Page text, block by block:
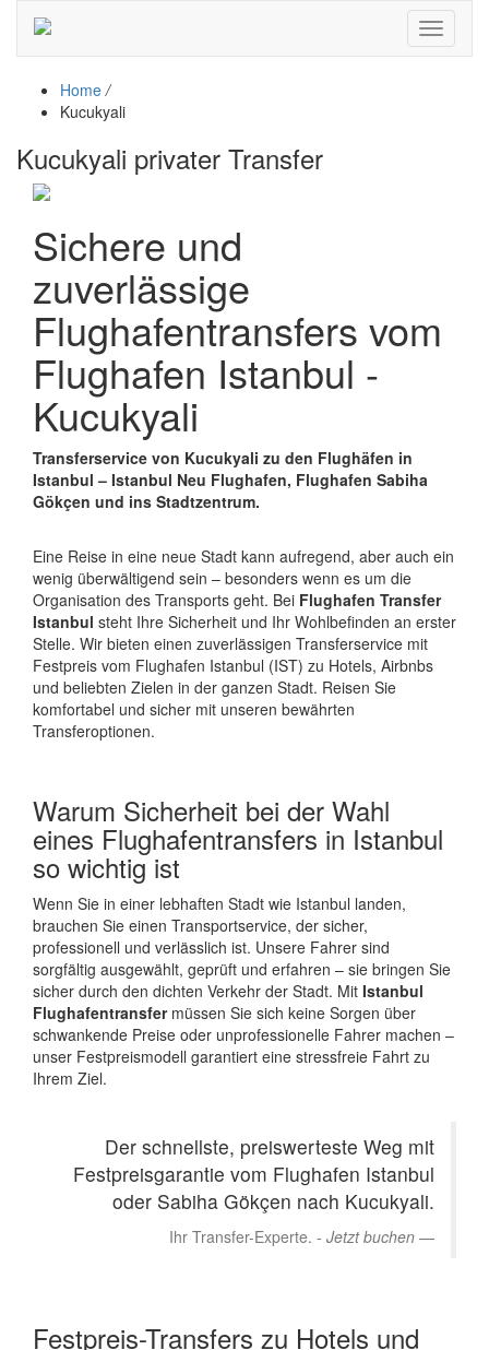
Toggle
Home /
Kucukyali
Kucukyali privater Transfer
Sichere und
zuverlässige
Flughafentransfers vom
Flughafen Istanbul -
Kucukyali
Transferservice von Kucukyali zu den Flughäfen in
Istanbul – Istanbul Neu Flughafen, Flughafen Sabiha
Gökçen und ins Stadtzentrum.
Eine Reise in eine neue Stadt kann aufregend, aber auch ein
wenig überwältigend sein – besonders wenn es um die
Organisation des Transports geht. Bei Flughafen Transfer
Istanbul steht Ihre Sicherheit und Ihr Wohlbefinden an erster
Stelle. Wir bieten einen zuverlässigen Transferservice mit
Festpreis vom Flughafen Istanbul (IST) zu Hotels, Airbnbs
und beliebten Zielen in der ganzen Stadt. Reisen Sie
komfortabel und sicher mit unseren bewährten
Transferoptionen.
Warum Sicherheit bei der Wahl
eines Flughafentransfers in Istanbul
so wichtig ist
Wenn Sie in einer lebhaften Stadt wie Istanbul landen,
brauchen Sie einen Transportservice, der sicher,
professionell und verlässlich ist. Unsere Fahrer sind
sorgfältig ausgewählt, geprüft und erfahren – sie bringen Sie
sicher durch den dichten Verkehr der Stadt. Mit Istanbul
Flughafentransfermüssen Sie sich keine Sorgen über
schwankende Preise oder unprofessionelle Fahrer machen –
unser Festpreismodell garantiert eine stressfreie Fahrt zu
Ihrem Ziel.
Der schnellste, preiswerteste Weg mit
Festpreisgarantie vom Flughafen Istanbul
oder Sabiha Gökçen nach Kucukyali.
Ihr Transfer-Experte. - Jetzt buchen
Festpreis-Transfers zu Hotels und